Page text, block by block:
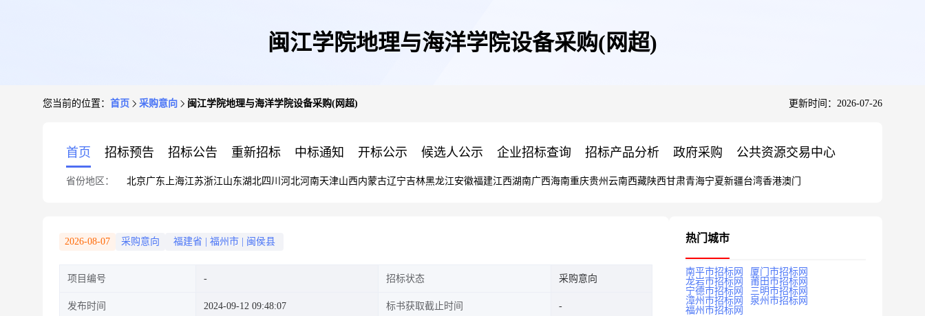
闽江学院地理与海洋学院设备采购(网超)
您当前的位置： 首页 采购意向 闽江学院地理与海洋学院设备采购(网超) 更新时间：2026-07-26
首页 招标预告 招标公告 重新招标 中标通知 开标公示 候选人公示 企业招标查询 招标产品分析 政府采购 公共资源交易中心
省份地区： 北京广东 上海江苏浙江山东湖北四川 河北河南天津山西内蒙古辽宁吉林黑龙江安徽福建江西湖南广西海南重庆贵州 云南西藏陕西甘肃青海宁夏新疆台湾香港澳门
2026-08-07 采购意向 福建省 福州市 闽侯县
项目编号 招标状态 采购意向
发布时间 2024-09-12 09:48:07 标书获取截止时间
热门城市
南平市招标网
厦门市招标网
龙岩市招标网
莆田市招标网
宁德市招标网
三明市招标网
漳州市招标网
泉州市招标网
福州市招标网